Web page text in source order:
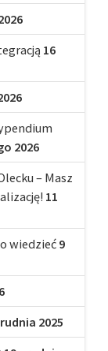
16
2026
– Masz
11
wiedzieć 9
2025